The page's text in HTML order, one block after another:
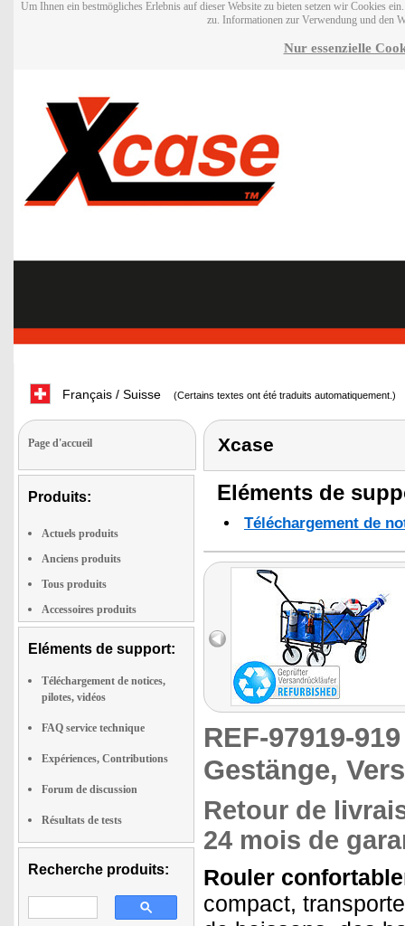
Um Ihnen ein bestmögliches Erlebnis auf dieser Website zu bieten setzen wir Cookies
zu. Informationen zur Verwendung und den
Nur essenzielle
Français / Suisse (Certains textes ont été traduits automatiquement.)
Page d'accueil
Produits:
Actuels produits
Anciens produits
Tous produits
Accessoires produits
Eléments de support:
Téléchargement de notices,
pilotes, vidéos
FAQ service technique
Expériences, Contributions
Forum de discussion
Résultats de tests
Recherche produits:
Xcase
Eléments de
Téléchargement de
REF-97919-
Gestänge,
Retour de
24 mois de
Rouler
compact,